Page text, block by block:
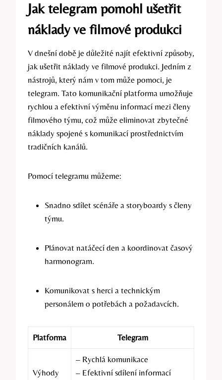
Jak telegram pomohl ušetřit
náklady ve filmové produkci
V dnešní době je důležité najít efektivní způsoby,
jak ušetřit náklady ve filmové produkci. Jedním z
nástrojů, který nám v tom může pomoci, je
telegram. Tato komunikační platforma umožňuje
rychlou a efektivní výměnu informací mezi členy
filmového týmu, což může eliminovat zbytečné
náklady spojené s komunikací prostřednictvím
tradičních kanálů.
Pomocí telegramu můžeme:
Snadno sdílet scénáře a storyboardy s členy
týmu.
Plánovat natáčecí den a koordinovat časový
harmonogram.
Komunikovat s herci a technickým
personálem o potřebách a požadavcích.
Platforma Telegram
Výhody
– Rychlá komunikace
– Efektivní sdílení informací